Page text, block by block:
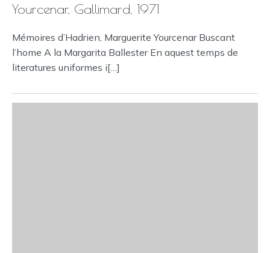
Yourcenar, Gallimard, 1971
Mémoires d’Hadrien, Marguerite Yourcenar Buscant
l’home A la Margarita Ballester En aquest temps de
literatures uniformes i[…]